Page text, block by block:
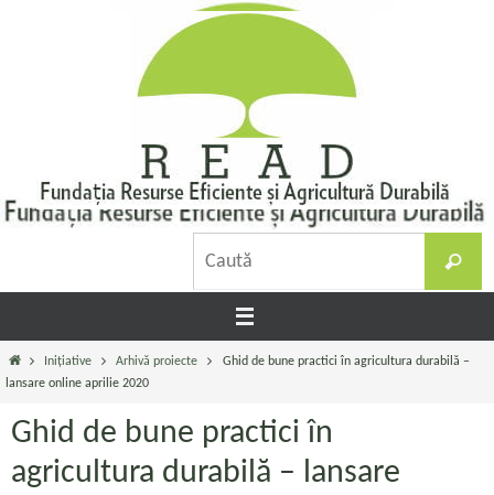
Caută
Prima
pagină
Inițiative Arhivă proiecte
Ghid de bune practici în agricultura durabilă –
lansare online aprilie 2020
Ghid de bune practici în
agricultura durabilă – lansare